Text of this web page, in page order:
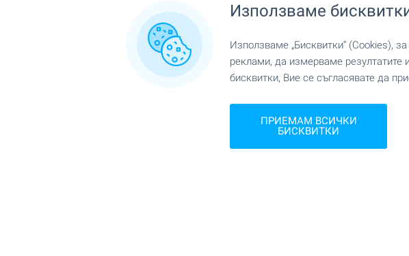
Местоположение
с. Гранитово, Близо до гр. Елхово
Използваме
Използваме „Бисквитки“ (Cookies),
реклами, да измерваме
бисквитки, Вие се съгласявате да
ПРИЕМАМ ВСИЧКИ
БИСКВИТКИ